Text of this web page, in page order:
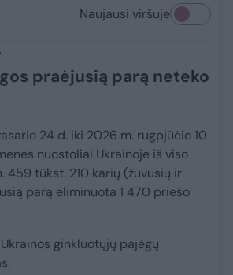
Naujausi viršuje
praėjusią parą neteko
24 d. iki 2026 m. rugpjūčio 10
nuostoliai Ukrainoje iš viso
459 tūkst. 210 karių (žuvusių ir
parą eliminuota 1 470 priešo
ginkluotųjų pajėgų